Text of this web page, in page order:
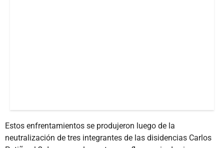
Estos enfrentamientos se produjeron luego de la
neutralización de tres integrantes de las disidencias Carlos